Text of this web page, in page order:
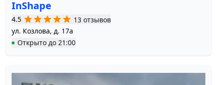
InShape
4.5
13 отзывов
ул. Козлова, д. 17а
Открыто до 21:00